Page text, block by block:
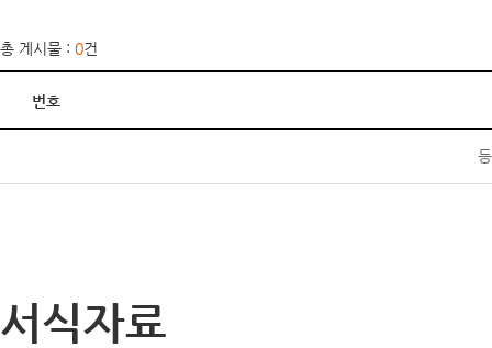
총 게시물 : 0건
번호
서식자료